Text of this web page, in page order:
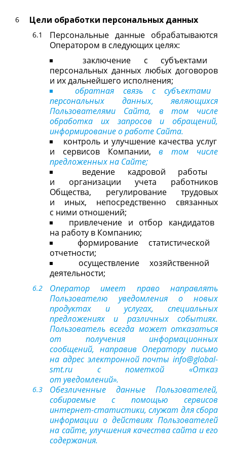
Цели обработки персональных данных
Персональные данные обрабатываются
Оператором в следующих целях:
заключение с субъектами
персональных данных любых договоров
и их дальнейшего исполнения;
обратная связь с субъектами
персональных данных, являющихся
Пользователями Сайта, в том числе
обработка их запросов и обращений,
информирование о работе Сайта.
контроль и улучшение качества услуг
и сервисов Компании,в том числе
предложенных на Сайте;
ведение кадровой работы
и организации учета работников
Общества, регулирование трудовых
и иных, непосредственно связанных
с ними отношений;
привлечение и отбор кандидатов
на работу в Компанию;
формирование статистической
отчетности;
осуществление хозяйственной
деятельности;
Оператор имеет право направлять
Пользователю уведомления о новых
продуктах и услугах, специальных
предложениях и различных событиях.
Пользователь всегда может отказаться
от получения информационных
сообщений, направив Оператору письмо
на адрес электронной почты info@global-
smt.ru с пометкой «Отказ
от уведомлений».
Обезличенные данные Пользователей,
собираемые с помощью сервисов
интернет-статистики, служат для сбора
информации о действиях Пользователей
на сайте, улучшения качества сайта и его
содержания.